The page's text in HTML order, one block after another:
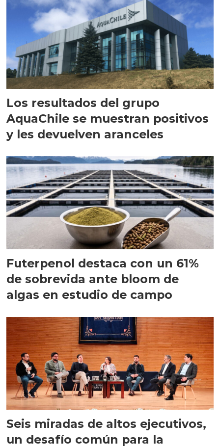
Los resultados del grupo
AquaChile se muestran positivos
y les devuelven aranceles
Futerpenol destaca con un 61%
de sobrevida ante bloom de
algas en estudio de campo
Seis miradas de altos ejecutivos,
un desafío común para la